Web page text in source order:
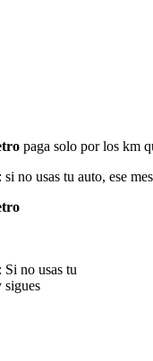
paga solo por los km
no usas tu auto, ese
no usas tu
sigues